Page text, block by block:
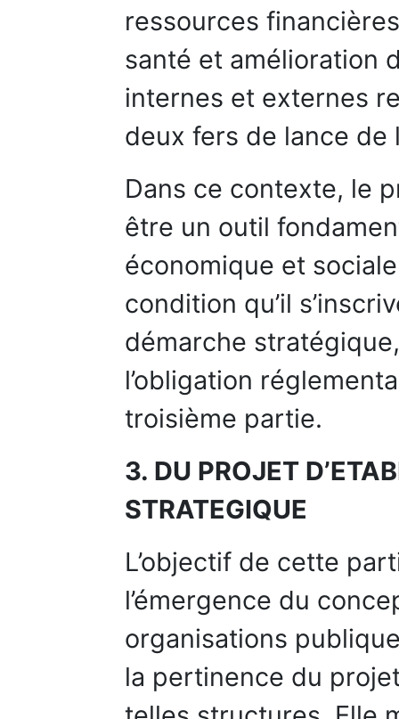
ressources
santé et amélioration
internes et externes
deux fers de lance
Dans ce contexte, le
être un outil
économique et
condition qu’il
démarche
l’obligation
troisième partie.
3. DU PROJET
STRATEGIQUE
L’objectif de cette
l’émergence du
organisations
la pertinence du